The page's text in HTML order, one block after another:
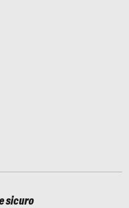
sicuro